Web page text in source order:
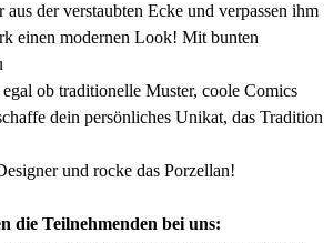
der verstaubten Ecke und verpassen ihm
einen modernen Look! Mit bunten
ob traditionelle Muster, coole Comics
dein persönliches Unikat, das Tradition
und rocke das Porzellan!
die Teilnehmenden bei uns: